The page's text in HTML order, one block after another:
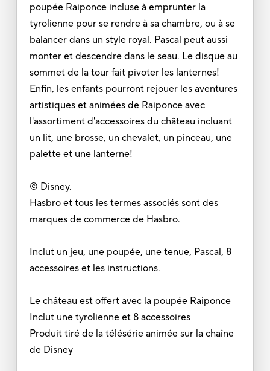
poupée Raiponce incluse à emprunter la
tyrolienne pour se rendre à sa chambre, ou à se
balancer dans un style royal. Pascal peut aussi
monter et descendre dans le seau. Le disque au
sommet de la tour fait pivoter les lanternes!
Enfin, les enfants pourront rejouer les aventures
artistiques et animées de Raiponce avec
l'assortiment d'accessoires du château incluant
un lit, une brosse, un chevalet, un pinceau, une
palette et une lanterne!
© Disney.
Hasbro et tous les termes associés sont des
marques de commerce de Hasbro.
Inclut un jeu, une poupée, une tenue, Pascal, 8
accessoires et les instructions.
Le château est offert avec la poupée Raiponce
Inclut une tyrolienne et 8 accessoires
Produit tiré de la télésérie animée sur la chaîne
de Disney